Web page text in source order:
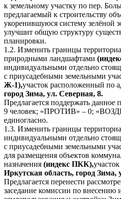
к земельному участку по пер.
предлагаемый к строительству
укоренившуюся систему зелёной
улучшит общую структуру
планировки.
1.2. Изменить границы
природными ландшафтами
индивидуальными отдельно
с приусадебными земельными
Ж-1),участок расположенный по
город Зима, ул. Северная, 8.
Предлагается поддержать данное
9 человек; «ПРОТИВ» – 0;
единогласно.
1.3. Изменить границы
индивидуальными отдельно
с приусадебными земельными
для размещения объектов
назначения (индекс ПКК),
Иркутская область, город Зима,
Предлагается перенести
заседание комиссии по внесению